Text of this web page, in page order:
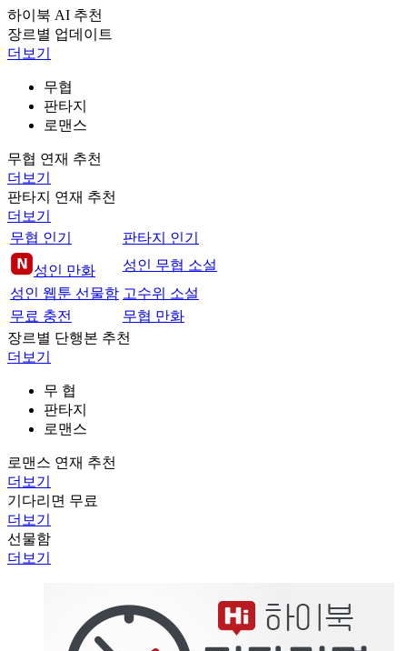
하이북 AI 추천
장르별 업데이트
더보기
무협
판타지
로맨스
무협 연재 추천
더보기
판타지 연재 추천
더보기
무협 인기
판타지 인기
성인 만화
성인 무협 소설
성인 웹툰 선물함 고수위 소설
무료 충전
무협 만화
장르별 단행본 추천
더보기
무 협
판타지
로맨스
로맨스 연재 추천
더보기
기다리면 무료
더보기
선물함
더보기